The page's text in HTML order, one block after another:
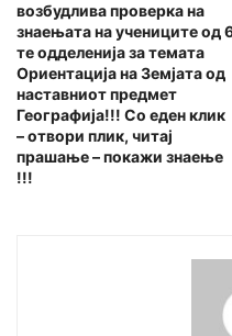
возбудлива проверка на
знаењата на учениците од
те одделенија за темата
Ориентација на Земјата од
наставниот предмет
Географија!!! Со еден клик
– отвори плик, читај
прашање – покажи знаење
!!!